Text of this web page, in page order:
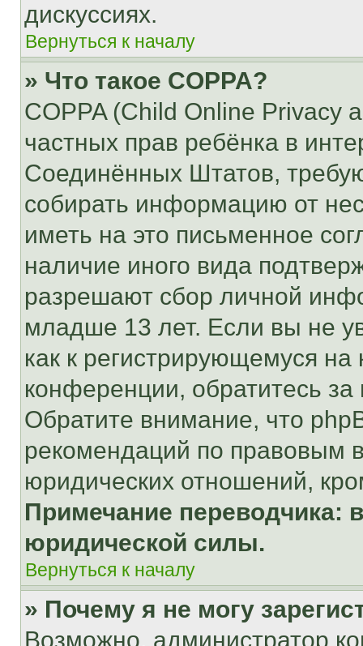
дискуссиях.
Вернуться к началу
» Что такое COPPA?
COPPA (Child Online Privacy
частных прав ребёнка в
Соединённых Штатов,
собирать информацию от
иметь на это письменное
наличие иного вида
разрешают сбор личной
младше 13 лет. Если вы не
как к регистрирующемуся
конференции, обратитесь
Обратите внимание, что
рекомендаций по правовым
юридических отношений,
Примечание переводчика:
юридической силы.
Вернуться к началу
» Почему я не могу
Возможно, администратор